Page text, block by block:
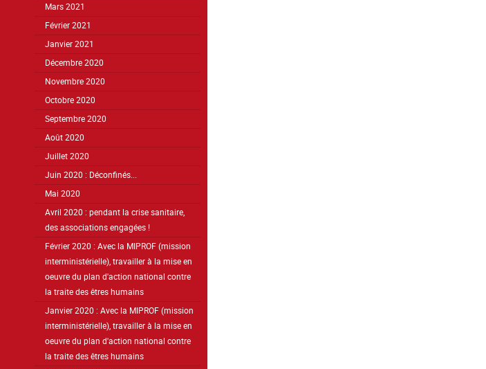
Mars 2021
Février 2021
Janvier 2021
Décembre 2020
Novembre 2020
Octobre 2020
Septembre 2020
Août 2020
Juillet 2020
Juin 2020 : Déconfinés...
Mai 2020
Avril 2020 : pendant la crise sanitaire,
des associations engagées !
Février 2020 : Avec la MIPROF (mission
interministérielle), travailler à la mise en
oeuvre du plan d'action national contre
la traite des êtres humains
Janvier 2020 : Avec la MIPROF (mission
interministérielle), travailler à la mise en
oeuvre du plan d'action national contre
la traite des êtres humains